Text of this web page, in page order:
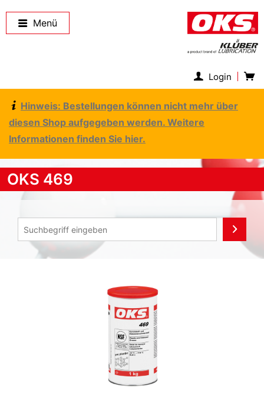
Menü
Login
Hinweis: Bestellungen können nicht mehr über
diesen Shop aufgegeben werden. Weitere
Informationen finden Sie hier.
OKS 469